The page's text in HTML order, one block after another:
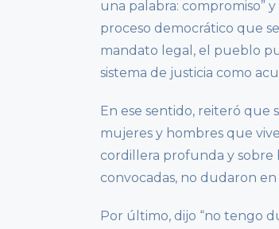
una palabra: compromiso”
proceso democrático que
mandato legal, el pueblo
sistema de justicia como
En ese sentido, reiteró que
mujeres y hombres que
cordillera profunda y sobre
convocadas, no dudaron
Por último, dijo “no tengo